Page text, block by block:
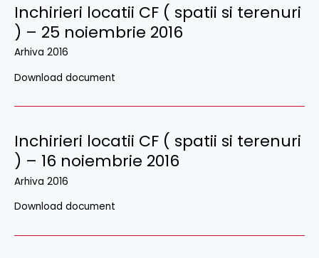
Inchirieri locatii CF ( spatii si terenuri
) – 25 noiembrie 2016
Arhiva 2016
Download document
Inchirieri locatii CF ( spatii si terenuri
) – 16 noiembrie 2016
Arhiva 2016
Download document